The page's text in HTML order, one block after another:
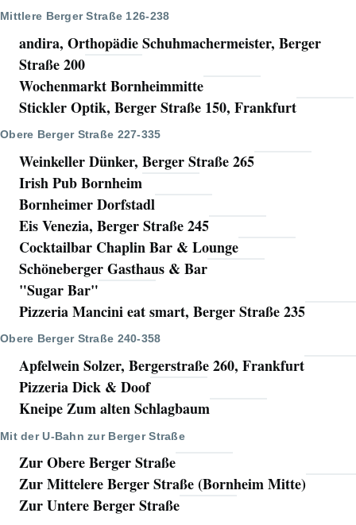
Mittlere Berger Straße 126-238
andira, Orthopädie Schuhmachermeister, Berger
Straße 200
Wochenmarkt Bornheimmitte
Stickler Optik, Berger Straße 150, Frankfurt
Obere Berger Straße 227-335
Weinkeller Dünker, Berger Straße 265
Irish Pub Bornheim
Bornheimer Dorfstadl
Eis Venezia, Berger Straße 245
Cocktailbar Chaplin Bar & Lounge
Schöneberger Gasthaus & Bar
"Sugar Bar"
Pizzeria Mancini eat smart, Berger Straße 235
Obere Berger Straße 240-358
Apfelwein Solzer, Bergerstraße 260, Frankfurt
Pizzeria Dick & Doof
Kneipe Zum alten Schlagbaum
Mit der U-Bahn zur Berger Straße
Zur Obere Berger Straße
Zur Mittelere Berger Straße (Bornheim Mitte)
Zur Untere Berger Straße